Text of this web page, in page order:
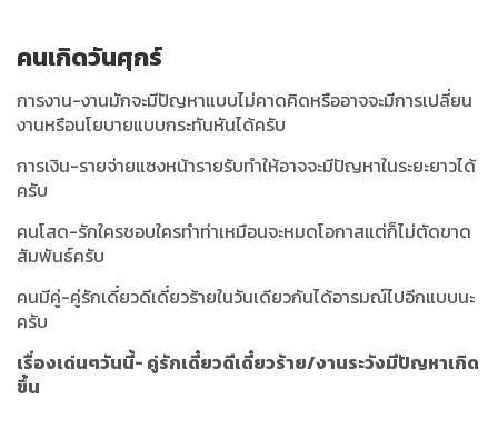
คนเกิดวันศุกร์
การงาน-งานมักจะมีปัญหาแบบไม่คาดคิดหรืออาจจะมีการเปลี่ยน
งานหรือนโยบายแบบกระทันหันได้ครับ
การเงิน-รายจ่ายแซงหน้ารายรับทำให้อาจจะมีปัญหาในระยะยาวได้
ครับ
คนโสด-รักใครชอบใครทำท่าเหมือนจะหมดโอกาสแต่ก็ไม่ตัดขาด
สัมพันธ์ครับ
คนมีคู่-คู่รักเดี๋ยวดีเดี๋ยวร้ายในวันเดียวกันได้อารมณ์ไปอีกแบบนะ
ครับ
เรื่องเด่นๆวันนี้- คู่รักเดี๋ยวดีเดี๋ยวร้าย/งานระวังมีปัญหาเกิด
ขึ้น